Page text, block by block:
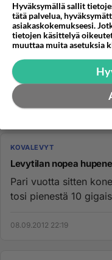
KOVALEVYT
Levytilan nopea
Pari vuotta sitten
tosi pienestä 10
08.09.2012 22:19
Hyväksymällä sallit
tätä palvelua,
asiakaskokemukseesi.
tietojen käsittelyä
muuttaa muita asetuksia